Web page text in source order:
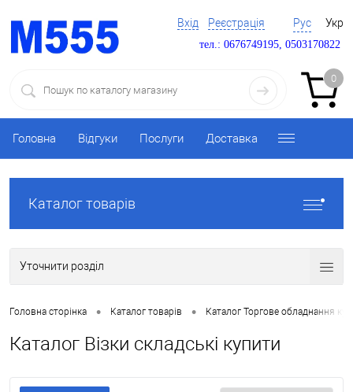
Вхід Реєстрація Рус Укр
тел.: 0676749195, 0503170822
0
Головна Відгуки Послуги Доставка
Каталог товарів
Уточнити розділ
Головна сторінка • Каталог товарів • Каталог Торгове обладнання
Каталог Візки складські купити